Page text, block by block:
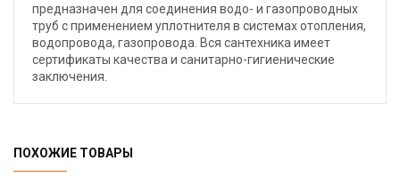
предназначен для соединения водо- и газопроводных
труб с применением уплотнителя в системах отопления,
водопровода, газопровода. Вся сантехника имеет
сертификаты качества и санитарно-гигиенические
заключения.
ПОХОЖИЕ ТОВАРЫ